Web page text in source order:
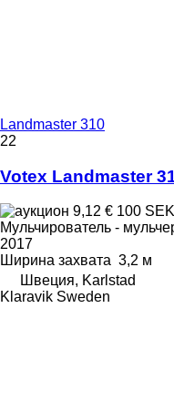
Landmaster 310
22
Votex Landmaster
9,12 € 100 SEK
Мульчирователь -
2017
Ширина захвата 3,2 м
Швеция, Karlstad
Klaravik Sweden